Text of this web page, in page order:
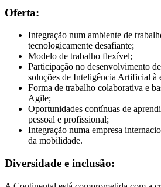
Oferta:
Integração num ambiente de
tecnologicamente desafiante;
Modelo de trabalho flexível;
Participação no desenvolvimento
soluções de Inteligência Artificial à
Forma de trabalho colaborativa e
Agile;
Oportunidades contínuas de
pessoal e profissional;
Integração numa empresa
da mobilidade.
Diversidade e inclusão: